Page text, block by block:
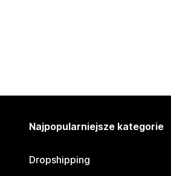
Najpopularniejsze kategorie
Dropshipping